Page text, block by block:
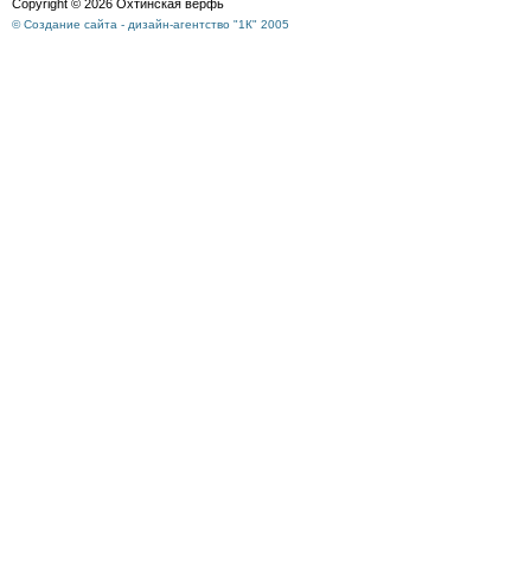
Copyright © 2026 Охтинская верфь
© Создание сайта - дизайн-агентство "1К" 2005